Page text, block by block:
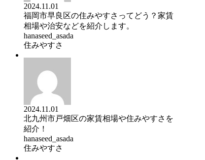
2024.11.01
福岡市早良区の住みやすさってどう？家賃
相場や治安などを紹介します。
hanaseed_asada
住みやすさ
2024.11.01
北九州市戸畑区の家賃相場や住みやすさを
紹介！
hanaseed_asada
住みやすさ